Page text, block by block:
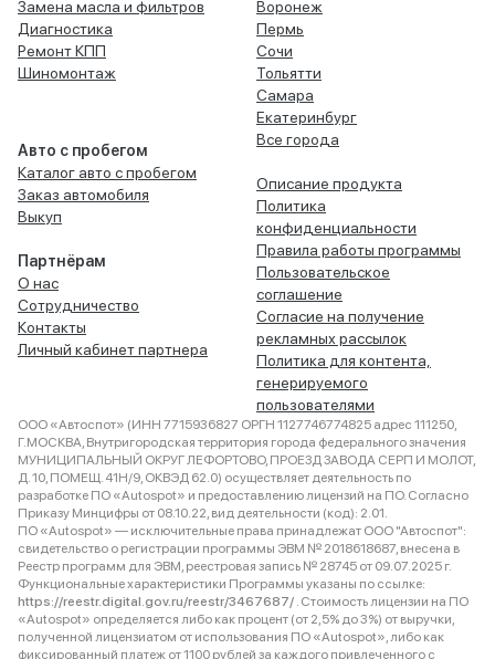
Замена масла и фильтров
Диагностика
Ремонт КПП
Шиномонтаж
Авто с пробегом
Каталог авто с пробегом
Заказ автомобиля
Выкуп
Партнёрам
О нас
Сотрудничество
Контакты
Личный кабинет партнера
Воронеж
Пермь
Сочи
Тольятти
Самара
Екатеринбург
Все города
Описание продукта
Политика
конфиденциальности
Правила работы программы
Пользовательское
соглашение
Согласие на получение
рекламных рассылок
Политика для контента,
генерируемого
пользователями
ООО «Автоспот» (ИНН 7715936827 ОРГН 1127746774825 адрес 111250,
Г.МОСКВА, Внутригородская территория города федерального значения
МУНИЦИПАЛЬНЫЙ ОКРУГ ЛЕФОРТОВО, ПРОЕЗД ЗАВОДА СЕРП И МОЛОТ,
Д. 10, ПОМЕЩ. 41Н/9, ОКВЭД 62.0) осуществляет деятельность по
разработке ПО «Autospot» и предоставлению лицензий на ПО. Согласно
Приказу Минцифры от 08.10.22, вид деятельности (код): 2.01.
ПО «Autospot» — исключительные права принадлежат ООО "Автоспот":
свидетельство о регистрации программы ЭВМ № 2018618687, внесена в
Реестр программ для ЭВМ, реестровая запись № 28745 от 09.07.2025 г.
Функциональные характеристики Программы указаны по ссылке:
https://reestr.digital.gov.ru/reestr/3467687/ . Стоимость лицензии на ПО
«Autospot» определяется либо как процент (от 2,5% до 3%) от выручки,
полученной лицензиатом от использования ПО «Autospot», либо как
фиксированный платеж от 1100 рублей за каждого привлеченного с